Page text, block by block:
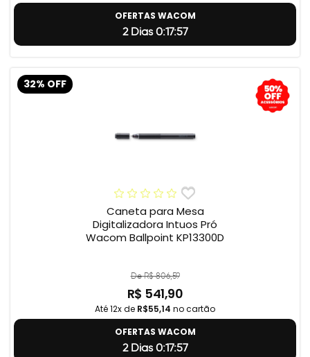
OFERTAS WACOM
2 Dias 0:17:56
32% OFF
Caneta para Mesa
Digitalizadora Intuos Pró
Wacom Ballpoint KP13300D
De R$ 806,59
R$ 541,90
Até 12x de R$55,14 no cartão
OFERTAS WACOM
2 Dias 0:17:56